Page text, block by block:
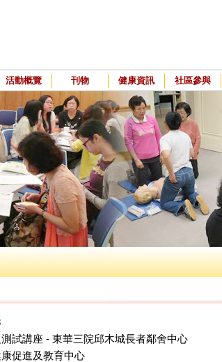
活動概覽 刊物 健康資訊 社區參與
試講座 - 東華三院邱木城長者鄰舍中心
促進及教育中心